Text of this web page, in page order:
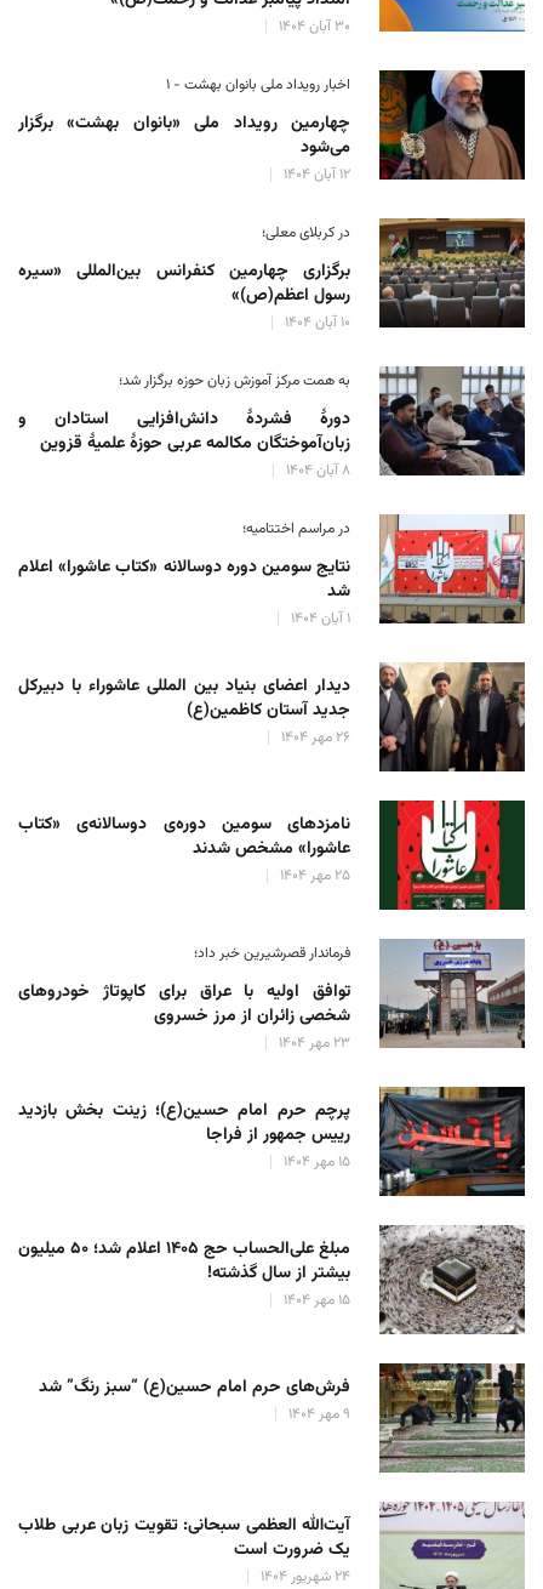
۳۰ آبان ۱۴۰۴
اخبار رویداد ملی بانوان بهشت - ۱
چهارمین رویداد ملی «بانوان بهشت» برگزار
می‌شود
۱۲ آبان ۱۴۰۴
در کربلای معلی؛
برگزاری چهارمین کنفرانس بین‌المللی «سیره
رسول اعظم(ص)»
۱۰ آبان ۱۴۰۴
به همت مرکز آموزش زبان حوزه‌ برگزار شد؛
دورهٔ فشردهٔ دانش‌افزایی استادان و
زبان‌آموختگان مکالمه عربی حوزهٔ علمیهٔ قزوین
۸ آبان ۱۴۰۴
در مراسم اختتامیه؛
نتایج سومین دوره‌ دوسالانه‌ «کتاب عاشورا» اعلام
شد
۱ آبان ۱۴۰۴
دیدار اعضای بنیاد بین المللی عاشوراء با دبیرکل
جدید آستان کاظمین(ع)
۲۶ مهر ۱۴۰۴
نامزدهای سومین دوره‌ی دوسالانه‌ی «کتاب
عاشورا» مشخص شدند
۲۵ مهر ۱۴۰۴
فرماندار قصرشیرین خبر داد؛
توافق اولیه با عراق برای کاپوتاژ خودروهای
شخصی زائران از مرز خسروی
۲۳ مهر ۱۴۰۴
پرچم حرم امام حسین(ع)؛ زینت بخش بازدید
رییس جمهور از فراجا
۱۵ مهر ۱۴۰۴
مبلغ علی‌الحساب حج ۱۴۰۵ اعلام شد؛ ۵۰ میلیون
بیشتر از سال گذشته!
۱۵ مهر ۱۴۰۴
فرش‌های حرم امام حسین(ع) “سبز رنگ” شد
۹ مهر ۱۴۰۴
آیت‌الله العظمی سبحانی: تقویت زبان عربی طلاب
یک ضرورت است
۲۴ شهریور ۱۴۰۴